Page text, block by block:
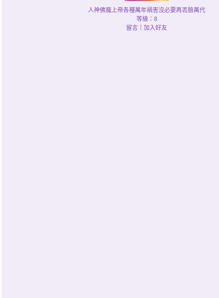
人神佛魔上帝各種萬年禍害沒必要再丟臉萬代
等級：8
留言
加入好友